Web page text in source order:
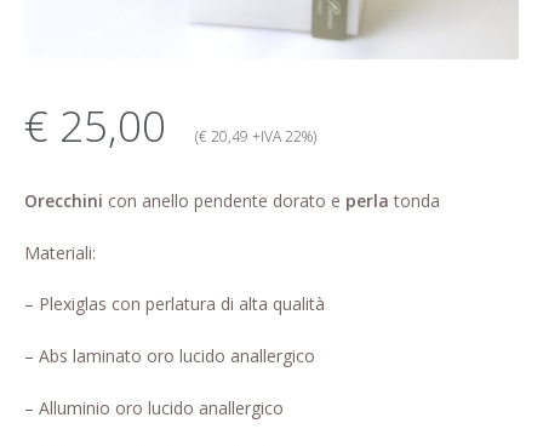
My account
€ 25,00 (€ 20,49 +IVA 22%)
Orecchini con anello pendente dorato e perla tonda
Materiali:
– Plexiglas con perlatura di alta qualità
– Abs laminato oro lucido anallergico
– Alluminio oro lucido anallergico